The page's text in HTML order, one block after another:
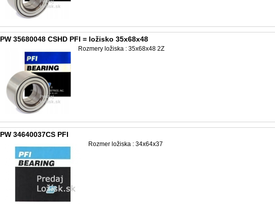
PW 35680048 CSHD PFI = ložisko 35x68x48
Rozmery ložiska : 35x68x48 2Z
PW 34640037CS PFI
Rozmer ložiska : 34x64x37